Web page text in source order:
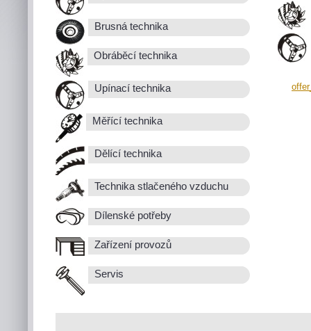
Brusná technika
Obráběcí technika
Upínací technika
Měřící technika
Dělící technika
Technika stlačeného vzduchu
Dílenské potřeby
Zařízení provozů
Servis